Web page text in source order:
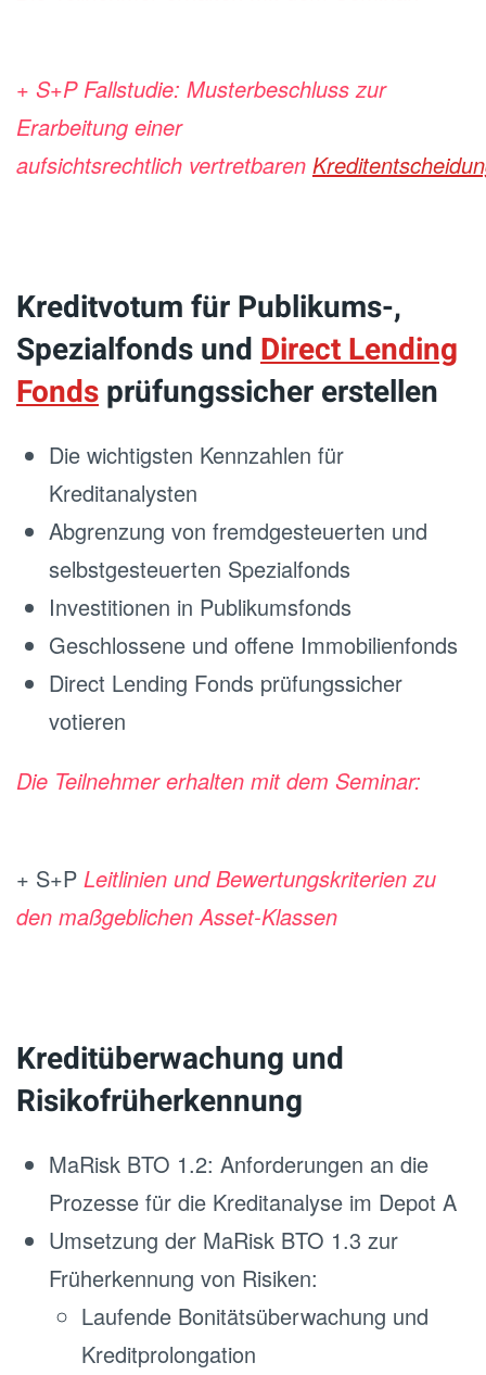
+ S+P Fallstudie: Musterbeschluss zur
Erarbeitung einer
aufsichtsrechtlich vertretbaren
Kreditvotum für Publikums-,
Spezialfonds undDirect Lending
Fondsprüfungssicher erstellen
Die wichtigsten Kennzahlen für
Kreditanalysten
Abgrenzung von fremdgesteuerten und
selbstgesteuerten Spezialfonds
Investitionen in Publikumsfonds
Geschlossene und offene Immobilienfonds
Direct Lending Fonds prüfungssicher
votieren
Die Teilnehmer erhalten mit dem Seminar:
+ S+P Leitlinien und Bewertungskriterien zu
den maßgeblichen Asset-Klassen
Kreditüberwachung und
Risikofrüherkennung
MaRisk BTO 1.2: Anforderungen an die
Prozesse für die Kreditanalyse im Depot A
Umsetzung der MaRisk BTO 1.3 zur
Früherkennung von Risiken:
Laufende Bonitätsüberwachung und
Kreditprolongation